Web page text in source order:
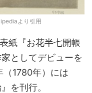
より引用
紙『お花半七開帳
としてデビューを
1780年）には
を刊行。